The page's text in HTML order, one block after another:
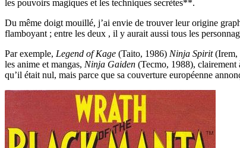
les pouvoirs magiques et les techniques secrètes**.
Du même doigt mouillé, j’ai envie de trouver leur origine
flamboyant ; entre les deux , il y aurait aussi tous les
Par exemple, Legend of Kage (Taito, 1986) Ninja Spirit(Irem,
les anime et mangas, Ninja Gaiden (Tecmo, 1988), clairement
qu’il était nul, mais parce que sa couverture européenne